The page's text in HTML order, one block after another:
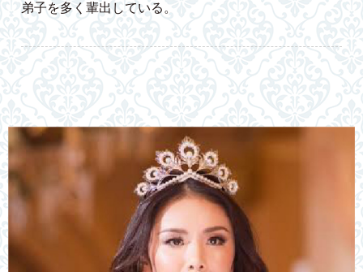
弟子を多く輩出している。